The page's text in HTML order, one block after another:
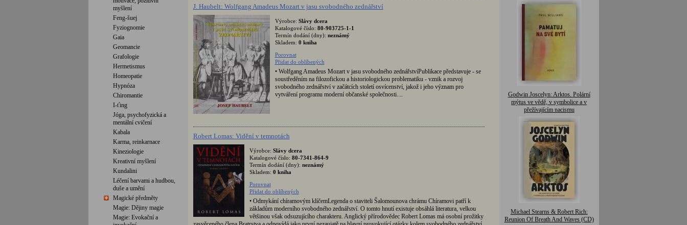
myšlení
Feng-šuej
Fyziognomie
Gaia
Geomancie
Grafologie
Hermetismus
Homeopatie
Hypnóza
Chiromantie
I-ťing
Jóga, psychofyzická a
mentální cvičení
Kabala
Karma, reinkarnace
Kineziologie
Kreativní myšlení
Kundalini
Léčení barvami a hudbou,
duše a umění
Magické předměty
Magie: Dějiny magie
Magie: Evokační a
J. Haubelt: Wolfgang Amadeus Mozart v jasu svobodného zednářství
Výrobce: Slávy dcera
Katalogové číslo: 80-903725-1-1
Termín dodání (dny): neznámý
Skladem: 0 kniha
Porovnat
Přidat do oblíbených
• Wolfgang Amadeus Mozart v jasu svobodného zednářstvíPublikace představuje - se
soustředěním na filozofickou a historiologickou problematiku - vznik a rozvoj
svobodného zednářství v začátcích století osvícenství, jakož i jeho význam pro
vytváření programu moderní občanské společnosti....
Robert Lomas: Vidění v temnotách
Výrobce: Slávy dcera
Katalogové číslo: 80-7341-864-9
Termín dodání (dny): neznámý
Skladem: 0 kniha
Porovnat
Přidat do oblíbených
• Odmykání chíramovým klíčemLegenda o staviteli Šalomounova chrámu Chíramovi patří k
základům moderního svobodného zednářství. O tomto hnutí existuje obsáhlá literatura, velkou
většinou však odsuzujícího charakteru. Anglický přírodovědec Robert Lomas má osobní prožitky
Godwin Joscelyn: Arktos. Polární
mýtus ve vědě, v symbolice a v
přežívajícím nacismu
Michael Stearns & Robert Rich:
Reunion Of Breath And Waves (CD)